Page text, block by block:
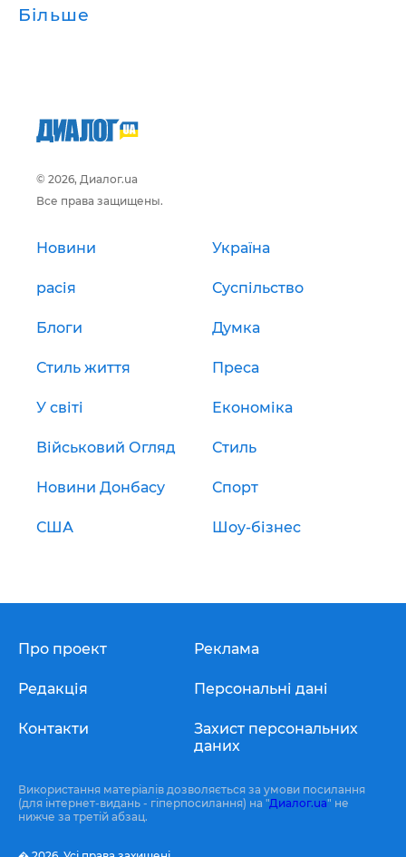
Більше
© 2026, Диалог.ua
Все права защищены.
Новини Україна
расія Суспільство
Блоги Думка
Стиль життя Преса
У світі Економіка
Військовий Огляд Стиль
Новини Донбасу Спорт
США Шоу-бізнес
Про проект
Редакція
Контакти
Реклама
Персональні дані
Захист персональних
даних
Використання матеріалів дозволяється за умови посилання
(для інтернет-видань - гіперпосилання) на "Диалог.ua" не
нижче за третій абзац.